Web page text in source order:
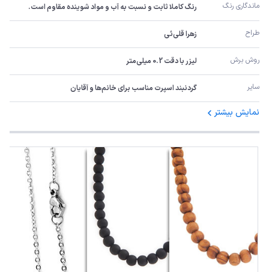
ماندگاری رنگ رنگ کاملا ثابت و نسبت به آب و مواد شوینده مقاوم است.
طراح زهرا قلی‌ئی
روش برش لیزر با دقت 0.2 میلی‌متر
سایر گردنبند اسپرت مناسب برای خانم‌ها و آقایان
نمایش بیشتر